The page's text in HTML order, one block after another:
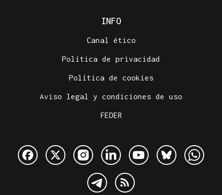
INFO
Canal ético
Política de privacidad
Política de cookies
Aviso legal y condiciones de uso
FEDER